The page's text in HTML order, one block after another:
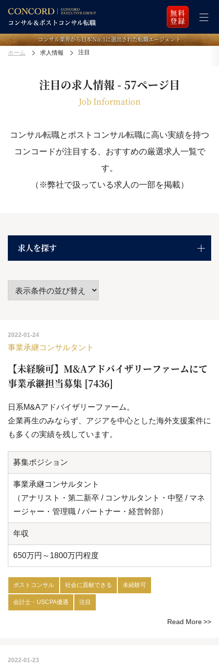
無料
登録
コンサル業界から日本Ｎo.1に選出された転職エージェント
ホーム 求人情報 注目
注目の求人情報 - 57ページ目
Job Information
コンサル転職とポストコンサル転職に高い実績を持つ
コンコードが注目する、おすすめの厳選求人一覧で
す。
（※弊社で扱っている求人の一部を掲載）
2022-01-24
事業承継コンサルタント
【未経験可】M&Aアドバイザリーファームにて
事業承継担当募集 [7436]
日系M&Aアドバイザリーファーム。
企業再生のみならず、アジアを中心とした海外支援案件に
も多くの実績を残しています。
募集ポジション
事業承継コンサルタント
（アナリスト・第二新卒 / コンサルタント・中堅 / マネ
ージャー・管理職 / パートナー・経営幹部）
年収
650万円～1800万円程度
ポストコンサル 社会に貢献できる 未経験可
会計士・USCPA優遇 注目
Read More
2022-01-23
求人を探す